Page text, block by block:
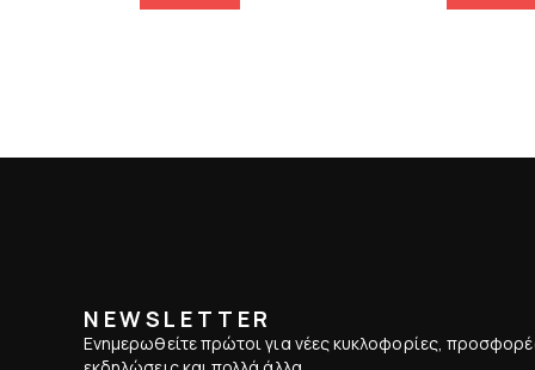
NEWSLETTER
Ενημερωθείτε πρώτοι για νέες κυκλοφορίες,